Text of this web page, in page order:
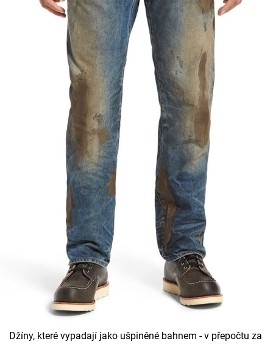
Džíny, které vypadají jako ušpiněné bahnem - v přepočtu za